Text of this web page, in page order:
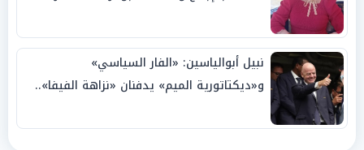
نبيل أبوالياسين: «الفار السياسي»
و«ديكتاتورية الميم» يدفنان «نزاهة الفيفا»..